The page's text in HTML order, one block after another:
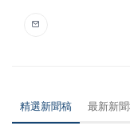
精選新聞稿 最新新